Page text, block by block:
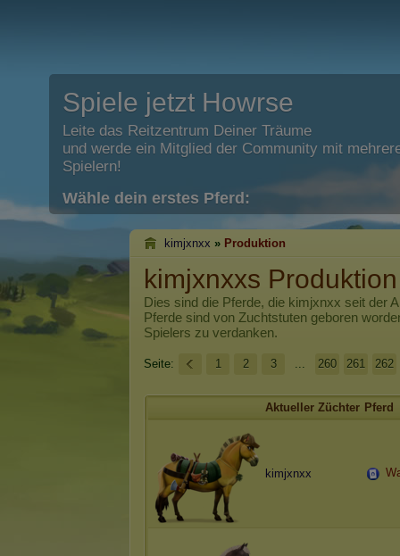
Spiele jetzt Howrse
Leite das Reitzentrum Deiner Träume
und werde ein Mitglied der Community mit
Spielern!
Wähle dein erstes Pferd:
kimjxnxx » Produktion
kimjxnxxs Produktion
Dies sind die Pferde, die kimjxnxx seit der
Pferde sind von Zuchtstuten geboren
Spielers zu verdanken.
Seite: 1 2 3 ... 260 261 262
Aktueller Züchter Pferd
kimjxnxx